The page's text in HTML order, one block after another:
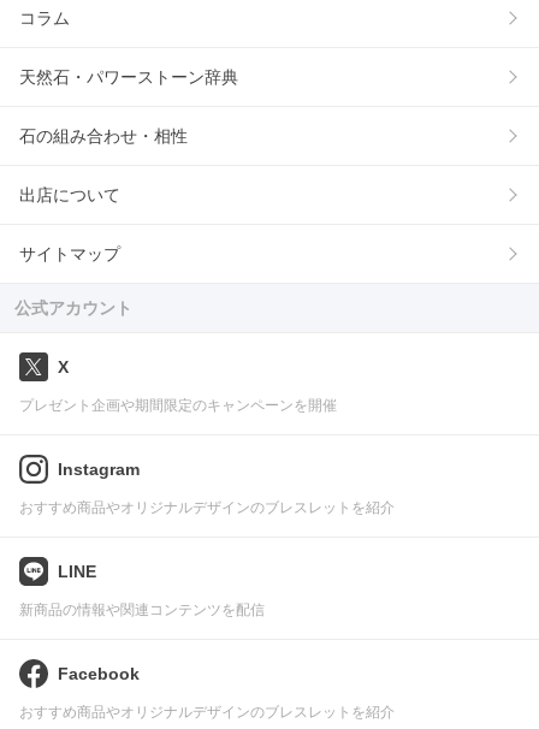
コラム
天然石・パワーストーン辞典
石の組み合わせ・相性
出店について
サイトマップ
公式アカウント
X
プレゼント企画や期間限定のキャンペーンを開催
Instagram
おすすめ商品やオリジナルデザインのブレスレットを紹介
LINE
新商品の情報や関連コンテンツを配信
Facebook
おすすめ商品やオリジナルデザインのブレスレットを紹介